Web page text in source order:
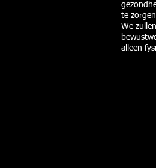
te
We
alleen